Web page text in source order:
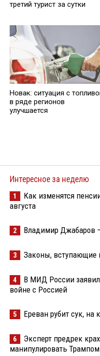
третий турист за сутки
Новак: ситуация с
в ряде регионов
улучшается
Интересное за неделю
1
Как изменятся
августа
2 Владимир Джабаров
3 Законы, вступающие
4
В МИД России
войне с Россией
5 Ереван рубит сук, на
6
Эксперт предрек
манипулировать Трампом